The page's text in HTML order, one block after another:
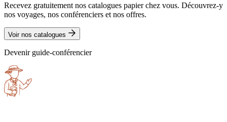
Recevez gratuitement nos catalogues papier chez vous. Découvrez-y
nos voyages, nos conférenciers et nos offres.
Voir nos catalogues
Devenir guide-conférencier